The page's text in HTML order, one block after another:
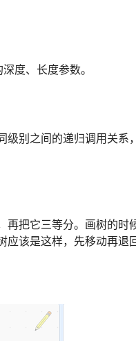
度、长度参数。
别之间的递归调用关
把它三等分。画树的
该是这样，先移动再退